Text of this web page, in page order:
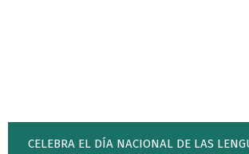
CELEBRA EL DÍA NACIONAL DE LAS